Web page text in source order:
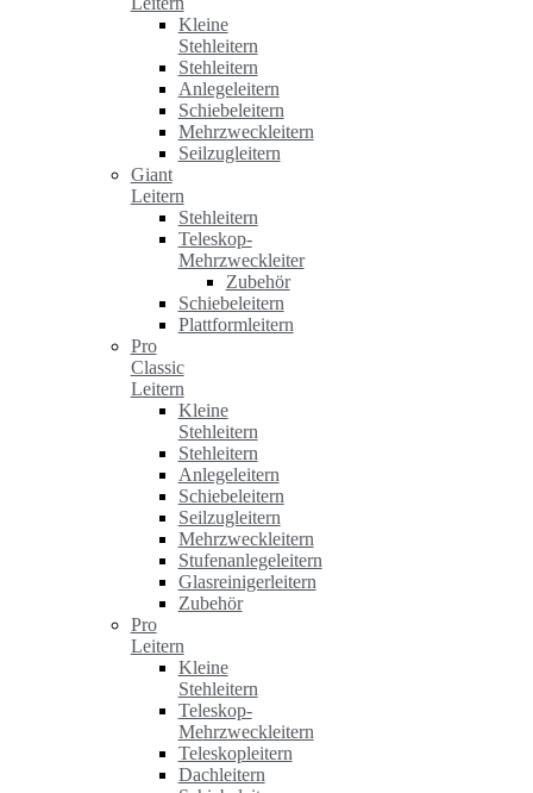
Kleine
Stehleitern
Stehleitern
Anlegeleitern
Schiebeleitern
Mehrzweckleitern
Seilzugleitern
Giant
Leitern
Stehleitern
Teleskop-
Mehrzweckleiter
Zubehör
Schiebeleitern
Plattformleitern
Pro
Classic
Leitern
Kleine
Stehleitern
Stehleitern
Anlegeleitern
Schiebeleitern
Seilzugleitern
Mehrzweckleitern
Stufenanlegeleitern
Glasreinigerleitern
Zubehör
Pro
Leitern
Kleine
Stehleitern
Teleskop-
Mehrzweckleitern
Teleskopleitern
Dachleitern